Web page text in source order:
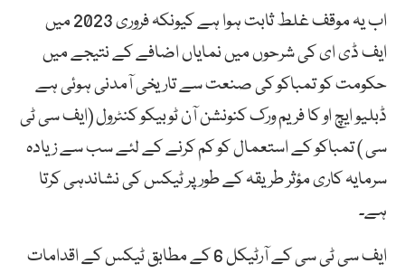
اب یہ موقف غلط ثابت ہوا ہے کیونکہ فروری 2023 میں
ایف ڈی ای کی شرحوں میں نمایاں اضافے کے نتیجے میں
حکومت کو تمباکو کی صنعت سے تاریخی آمدنی ہوئی ہے
ڈبلیو ایچ او کا فریم ورک کنونشن آن ٹوبیکو کنٹرول (ایف سی ٹی
سی ) تمباکو کے استعمال کو کم کرنے کے لئے سب سے زیادہ
سرمایہ کاری مؤثر طریقہ کے طور پر ٹیکس کی نشاندہی کرتا
ہے۔
ایف سی ٹی سی کے آرٹیکل 6 کے مطابق ٹیکس کے اقدامات